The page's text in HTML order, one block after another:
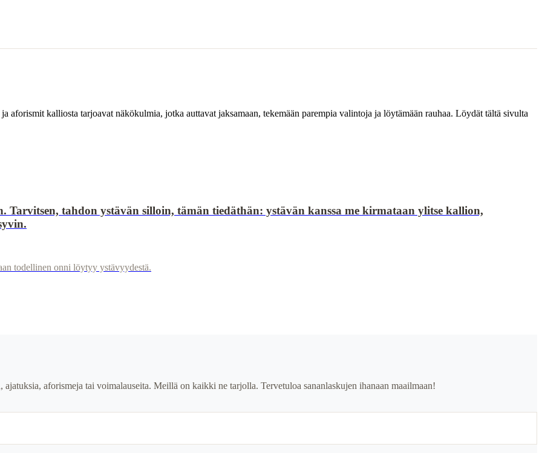
aforismit kalliosta tarjoavat näkökulmia, jotka auttavat jaksamaan, tekemään parempia valintoja ja löytämään rauhaa. Löydät tältä sivulta
tahdon ystävän silloin, tämän tiedäthän: ystävän kanssa me kirmataan ylitse kallion,
todellinen onni löytyy ystävyydestä.
ajatuksia, aforismeja tai voimalauseita. Meillä on kaikki ne tarjolla. Tervetuloa sananlaskujen ihanaan maailmaan!